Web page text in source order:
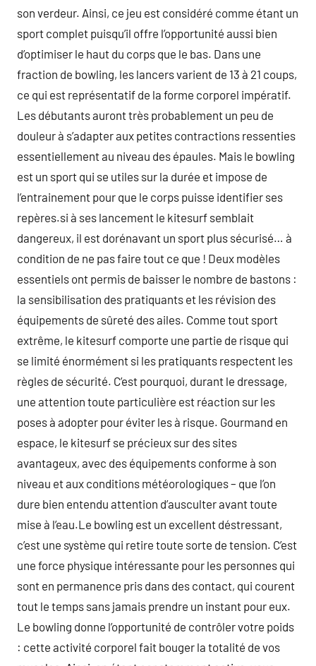
son verdeur. Ainsi, ce jeu est considéré comme étant un
sport complet puisqu’il offre l’opportunité aussi bien
d’optimiser le haut du corps que le bas. Dans une
fraction de bowling, les lancers varient de 13 à 21 coups,
ce qui est représentatif de la forme corporel impératif.
Les débutants auront très probablement un peu de
douleur à s’adapter aux petites contractions ressenties
essentiellement au niveau des épaules. Mais le bowling
est un sport qui se utiles sur la durée et impose de
l’entrainement pour que le corps puisse identifier ses
repères.si à ses lancement le kitesurf semblait
dangereux, il est dorénavant un sport plus sécurisé… à
condition de ne pas faire tout ce que ! Deux modèles
essentiels ont permis de baisser le nombre de bastons :
la sensibilisation des pratiquants et les révision des
équipements de sûreté des ailes. Comme tout sport
extrême, le kitesurf comporte une partie de risque qui
se limité énormément si les pratiquants respectent les
règles de sécurité. C’est pourquoi, durant le dressage,
une attention toute particulière est réaction sur les
poses à adopter pour éviter les à risque. Gourmand en
espace, le kitesurf se précieux sur des sites
avantageux, avec des équipements conforme à son
niveau et aux conditions météorologiques – que l’on
dure bien entendu attention d’ausculter avant toute
mise à l’eau.Le bowling est un excellent déstressant,
c’est une système qui retire toute sorte de tension. C’est
une force physique intéressante pour les personnes qui
sont en permanence pris dans des contact, qui courent
tout le temps sans jamais prendre un instant pour eux.
Le bowling donne l’opportunité de contrôler votre poids
: cette activité corporel fait bouger la totalité de vos